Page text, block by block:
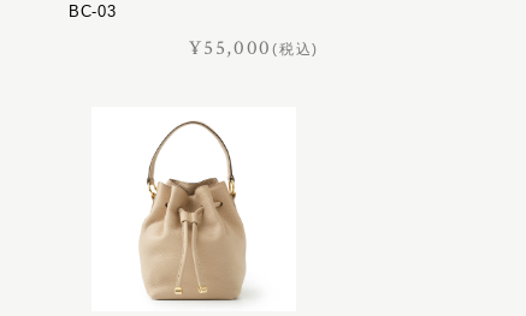
BC-03
¥55,000(税込)